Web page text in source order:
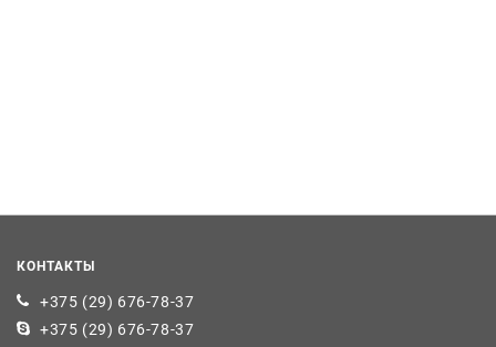
КОНТАКТЫ
+375 (29) 676-78-37
+375 (29) 676-78-37